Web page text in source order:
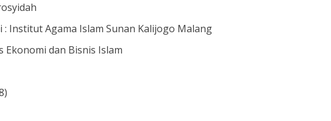
: Institut Agama Islam Sunan Kalijogo Malang
Ekonomi dan Bisnis Islam